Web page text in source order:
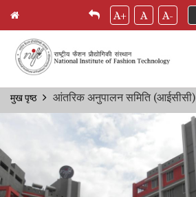
Skip
A+ A A-
Breadcrumb
मुख पृष्ठ आंतरिक अनुपालन समिति (आईसीसी)